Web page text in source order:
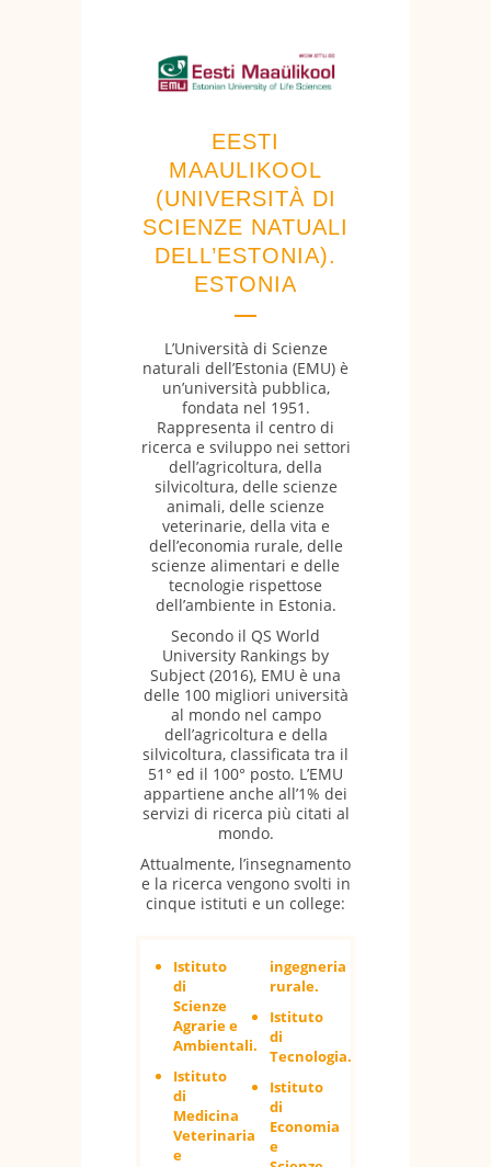
EESTI
MAAULIKOOL
(UNIVERSITÀ DI
SCIENZE NATUALI
DELL’ESTONIA).
ESTONIA
L’Università di Scienze
naturali dell’Estonia (EMU) è
un’università pubblica,
fondata nel 1951.
Rappresenta il centro di
ricerca e sviluppo nei settori
dell’agricoltura, della
silvicoltura, delle scienze
animali, delle scienze
veterinarie, della vita e
dell’economia rurale, delle
scienze alimentari e delle
tecnologie rispettose
dell’ambiente in Estonia.
Secondo il QS World
University Rankings by
Subject (2016), EMU è una
delle 100 migliori università
al mondo nel campo
dell’agricoltura e della
silvicoltura, classificata tra il
51° ed il 100° posto. L’EMU
appartiene anche all’1% dei
servizi di ricerca più citati al
mondo.
Attualmente, l’insegnamento
e la ricerca vengono svolti in
cinque istituti e un college:
Istituto
di
Scienze
Agrarie e
Ambientali.
Istituto
di
Medicina
Veterinaria
e
ingegneria
rurale.
Istituto
di
Tecnologia.
Istituto
di
Economia
e